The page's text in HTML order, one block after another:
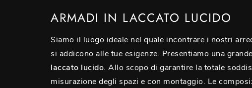
ARMADI IN LACCATO LUCIDO
Siamo il luogo ideale nel quale incontrare i nostri
si addicono alle tue esigenze. Presentiamo una
laccato lucido. Allo scopo di garantire la totale
misurazione degli spazi e con montaggio. Le